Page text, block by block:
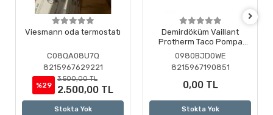
Viesmann oda termostatı
C08QA08U7Q
8215967629221
%29
3.500,00 TL
2.500,00 TL
Stokta Yok
Demirdöküm Vaillant
Protherm Taco Pompa
Motoru ( Revizyonlu )
0980BJD0WE
8215967190851
0,00 TL
Stokta Yok